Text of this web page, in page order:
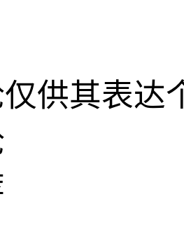
供其表达